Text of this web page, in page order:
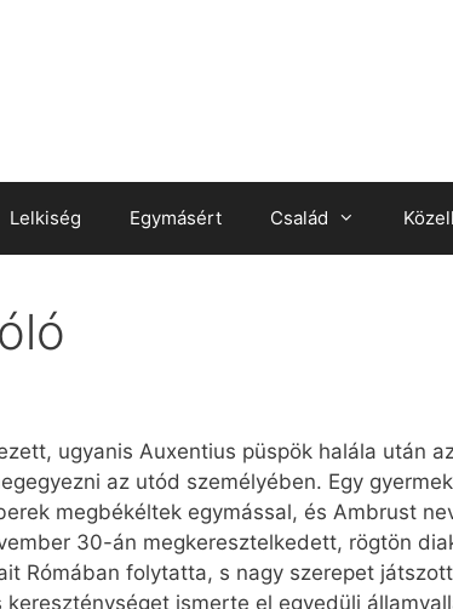
Lelkiség Egymásért Család
ugyanis Auxentius püspök halála után
az utód személyében. Egy
megbékéltek egymással, és Ambrust
30-án megkeresztelkedett, rögtön
Rómában folytatta, s nagy szerepet
ismerte el egyedüli